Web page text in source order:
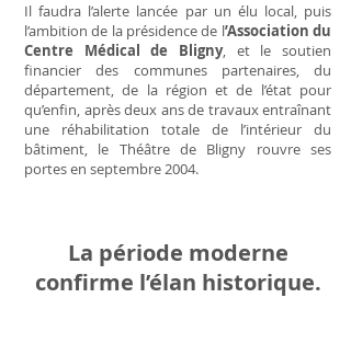
Il faudra l’alerte lancée par un élu local, puis
l’ambition de la présidence de l’Association du
Centre Médical de Bligny, et le soutien
financier des communes partenaires, du
département, de la région et de l’état pour
qu’enfin, après deux ans de travaux entraînant
une réhabilitation totale de l’intérieur du
bâtiment, le Théâtre de Bligny rouvre ses
portes en septembre 2004.
La période moderne
confirme l’élan historique.